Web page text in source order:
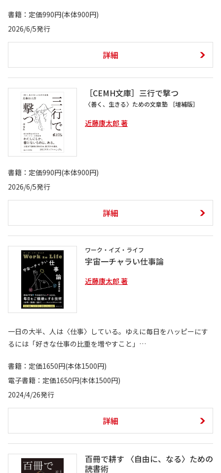
書籍：定価990円(本体900円)
2026/6/5発行
詳細
［CEMH文庫］三行で撃つ
〈善く、生きる〉ための文章塾 ［増補版］
近藤康太郎 著
書籍：定価990円(本体900円)
2026/6/5発行
詳細
ワーク・イズ・ライフ
宇宙一チャラい仕事論
近藤康太郎 著
一日の大半、人は〈仕事〉している。ゆえに毎日をハッピーにす
るには「好きな仕事の比重を増やすこと」…
書籍：定価1650円(本体1500円)
電子書籍：定価1650円(本体1500円)
2024/4/26発行
詳細
百冊で耕す 〈自由に、なる〉ための
読書術